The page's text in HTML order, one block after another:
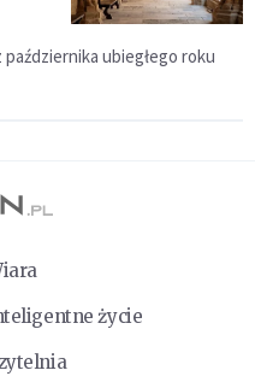
ubiegłego roku
życie